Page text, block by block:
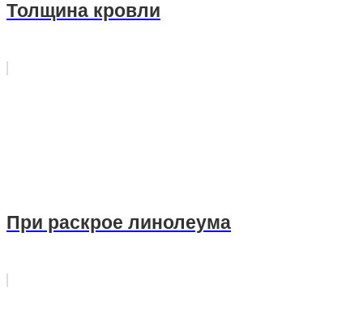
Толщина кровли
При раскрое линолеума